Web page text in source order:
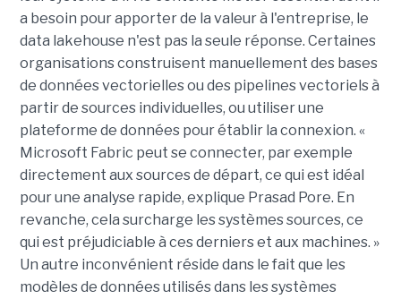
a besoin pour apporter de la valeur à l'entreprise, le
data lakehouse n'est pas la seule réponse. Certaines
organisations construisent manuellement des bases
de données vectorielles ou des pipelines vectoriels à
partir de sources individuelles, ou utiliser une
plateforme de données pour établir la connexion. «
Microsoft Fabric peut se connecter, par exemple
directement aux sources de départ, ce qui est idéal
pour une analyse rapide, explique Prasad Pore. En
revanche, cela surcharge les systèmes sources, ce
qui est préjudiciable à ces derniers et aux machines. »
Un autre inconvénient réside dans le fait que les
modèles de données utilisés dans les systèmes